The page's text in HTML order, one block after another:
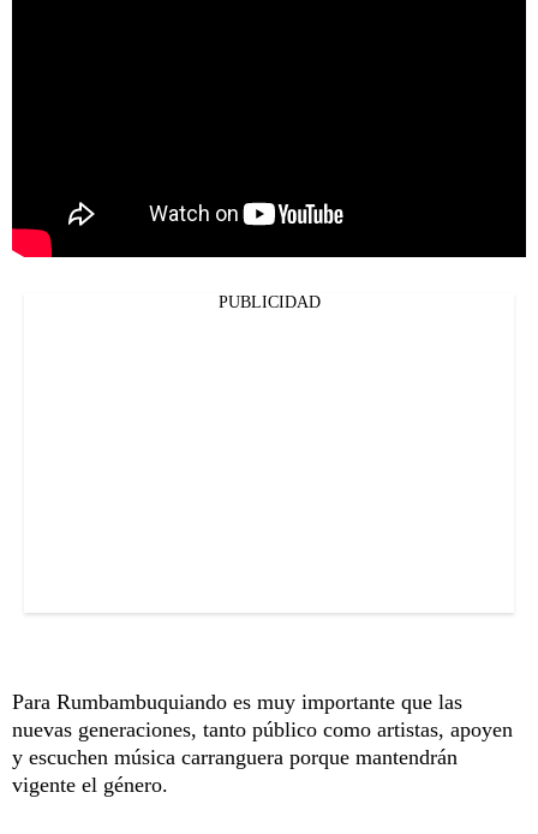
PUBLICIDAD
Para Rumbambuquiando es muy importante que las
nuevas generaciones, tanto público como artistas, apoyen
y escuchen música carranguera porque mantendrán
vigente el género.